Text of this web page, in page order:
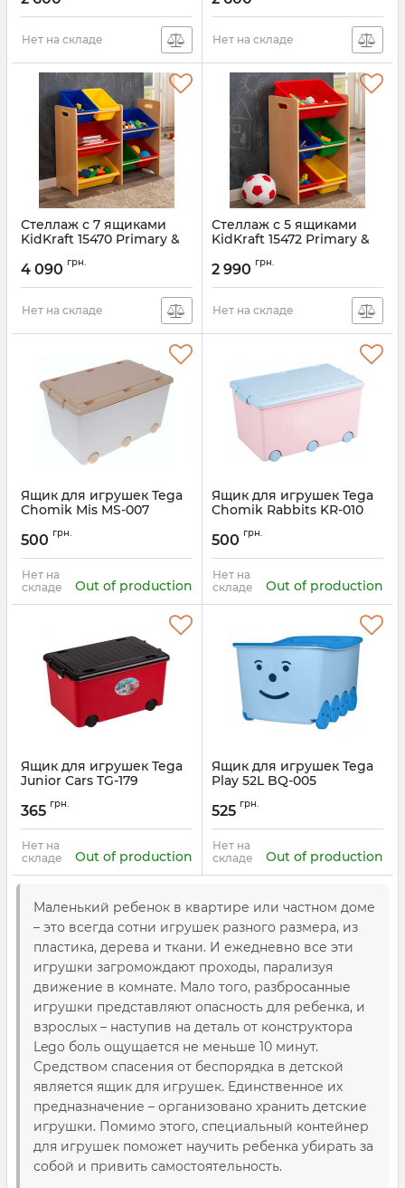
Нет на складе Нет на складе
Стеллаж с 7 ящиками
KidKraft 15470 Primary &
4 090 грн.
Нет на складе
Стеллаж с 5 ящиками
KidKraft 15472 Primary &
2 990 грн.
Нет на складе
Ящик для игрушек Tega
Chomik Mis MS-007
500 грн.
Нет на
складе
Out of production
Ящик для игрушек Tega
Chomik Rabbits KR-010
500 грн.
Нет на
складе
Out of production
Ящик для игрушек Tega
Junior Cars TG-179
365 грн.
Нет на
складе
Out of production
Ящик для игрушек Tega
Play 52L BQ-005
525 грн.
Нет на
складе
Out of production
Маленький ребенок в квартире или частном доме
– это всегда сотни игрушек разного размера, из
пластика, дерева и ткани. И ежедневно все эти
игрушки загромождают проходы, парализуя
движение в комнате. Мало того, разбросанные
игрушки представляют опасность для ребенка, и
взрослых – наступив на деталь от конструктора
Lego боль ощущается не меньше 10 минут.
Средством спасения от беспорядка в детской
является ящик для игрушек. Единственное их
предназначение – организовано хранить детские
игрушки. Помимо этого, специальный контейнер
для игрушек поможет научить ребенка убирать за
собой и привить самостоятельность.